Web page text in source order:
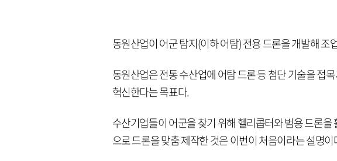
동원산업이 어군 탐지(이하 어탐) 전용 드론을 개발해 조
동원산업은 전통 수산업에 어탐 드론 등 첨단 기술을 접
혁신한다는 목표다.
수산기업들이 어군을 찾기 위해 헬리콥터와 범용 드론
으로 드론을 맞춤 제작한 것은 이번이 처음이라는 설명이